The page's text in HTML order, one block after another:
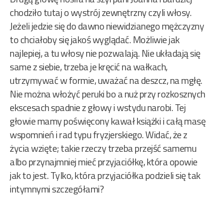
chodziło tutaj o wystrój zewnętrzny czyli włosy.
Jeżeli jedzie się do dawno niewidzianego mężczyzny
to chciałoby się jakoś wyglądać. Możliwie jak
najlepiej, a tu włosy nie pozwalają. Nie układają się
same z siebie, trzeba je kręcić na wałkach,
utrzymywać w formie, uważać na deszcz, na mgłę.
Nie można włożyć peruki bo a nuż przy rozkosznych
ekscesach spadnie z głowy i wstydu narobi. Tej
głowie mamy poświęcony kawał książki i całą masę
wspomnień i rad typu fryzjerskiego. Widać, że z
życia wzięte; takie rzeczy trzeba przejść samemu
albo przynajmniej mieć przyjaciółkę, która opowie
jak to jest. Tylko, która przyjaciółka podzieli się tak
intymnymi szczegółami?